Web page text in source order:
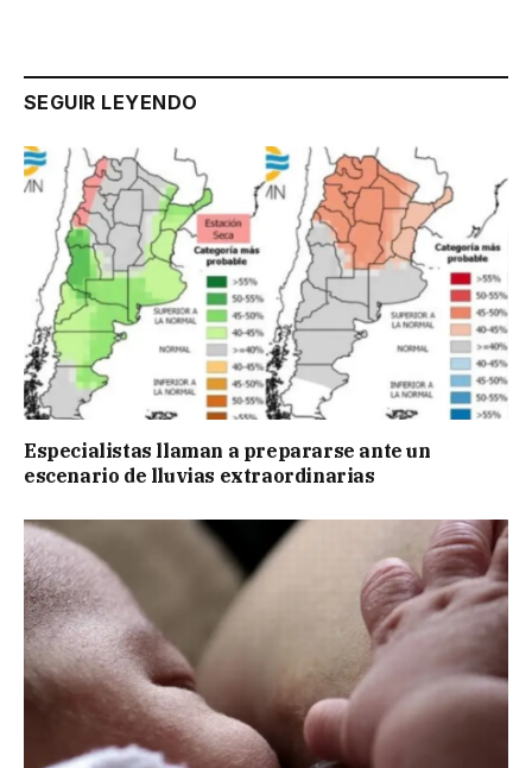
SEGUIR LEYENDO
Especialistas llaman a prepararse ante un
escenario de lluvias extraordinarias